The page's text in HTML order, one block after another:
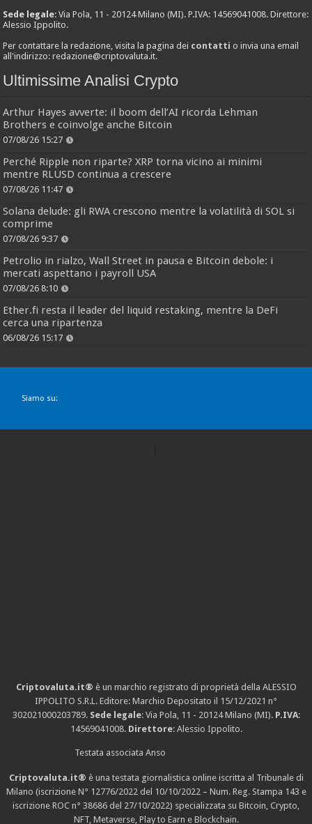
Sede legale: Via Pola, 11 - 20124 Milano (MI). P.IVA: 14569041008. Direttore:
Alessio Ippolito.
Per contattare la redazione, visita la pagina dei contatti o invia una email
all'indirizzo:redazione@criptovaluta.it.
Ultimissime Analisi Crypto
Arthur Hayes avverte: il boom dell’AI ricorda Lehman
Brothers e coinvolge anche Bitcoin
07/08/26 15:27
Perché Ripple non riparte? XRP torna vicino ai minimi
mentre RLUSD continua a crescere
07/08/26 11:47
Solana delude: gli RWA crescono mentre la volatilità di SOL si
comprime
07/08/26 9:37
Petrolio in rialzo, Wall Street in pausa e Bitcoin debole: i
mercati aspettano i payroll USA
07/08/26 8:10
Ether.fi resta il leader del liquid restaking, mentre la DeFi
cerca una ripartenza
06/08/26 15:17
Siamo su:
Criptovaluta.it® è un marchio registrato di proprietà della ALESSIO
IPPOLITO S.R.L. Editore: Marchio Depositato il 15/12/2021 n°
302021000203789. Sede legale: Via Pola, 11 - 20124 Milano (MI). P.IVA:
14569041008. Direttore: Alessio Ippolito.
Testata associata Anso
Criptovaluta.it® è una testata giornalistica online iscritta al Tribunale di
Milano (iscrizione N° 12776/2022 del 10/10/2022 – Num. Reg. Stampa 143 e
iscrizione ROC n° 38686 del 27/10/2022) specializzata su Bitcoin, Crypto,
NFT, Metaverse, Play to Earn e Blockchain.